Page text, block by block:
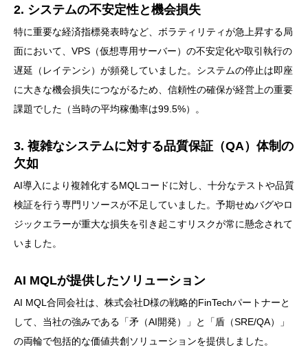
2. システムの不安定性と機会損失
特に重要な経済指標発表時など、ボラティリティが急上昇する局
面において、VPS（仮想専用サーバー）の不安定化や取引執行の
遅延（レイテンシ）が頻発していました。システムの停止は即座
に大きな機会損失につながるため、信頼性の確保が経営上の重要
課題でした（当時の平均稼働率は99.5%）。
3. 複雑なシステムに対する品質保証（QA）体制の
欠如
AI導入により複雑化するMQLコードに対し、十分なテストや品質
検証を行う専門リソースが不足していました。予期せぬバグやロ
ジックエラーが重大な損失を引き起こすリスクが常に懸念されて
いました。
AI MQLが提供したソリューション
AI MQL合同会社は、株式会社D様の戦略的FinTechパートナーと
して、当社の強みである「矛（AI開発）」と「盾（SRE/QA）」
の両輪で包括的な価値共創ソリューションを提供しました。